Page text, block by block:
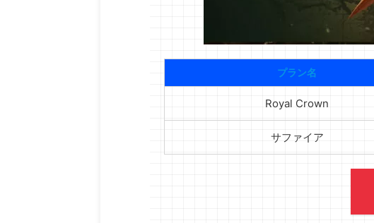
プラン名
Royal Crown
サファイア